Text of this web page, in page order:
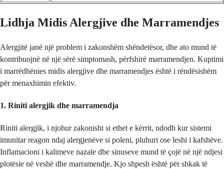
Lidhja Midis Alergjive dhe Marramendjes
Alergjitë janë një problem i zakonshëm shëndetësor, dhe ato mund të
kontribuojnë në një sërë simptomash, përfshirë marramendjen. Kuptimi
i marrëdhënies midis alergjive dhe marramendjes është i rëndësishëm
për menaxhimin efektiv.
1. Riniti alergjik dhe marramendja
Riniti alergjik, i njohur zakonisht si ethet e kërrit, ndodh kur sistemi
imunitar reagon ndaj alergjenëve si poleni, pluhuri ose leshi i kafshëve.
Inflamacioni i kalimeve nazale dhe sinuseve mund të çojë në një ndjesi
plotësie në veshë dhe marramendje. Kjo shpesh është për shkak të